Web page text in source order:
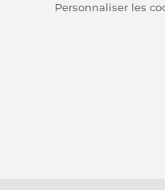
Personnaliser les